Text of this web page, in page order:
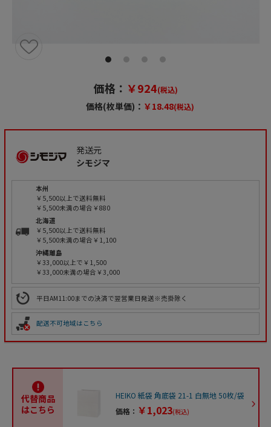
価格： ￥924(税込)
価格(枚単価)： ￥18.48(税込)
発送元
シモジマ
本州
￥5,500以上で送料無料
￥5,500未満の場合￥880
北海道
￥5,500以上で送料無料
￥5,500未満の場合￥1,100
沖縄離島
￥33,000以上で￥1,500
￥33,000未満の場合￥3,000
平日AM11:00までの決済で翌営業日発送※売掛除く
配送不可地域はこちら
代替商品
はこちら
HEIKO 紙袋 角底袋 21-1 白無地 50枚/袋
価格： ￥1,023(税込)